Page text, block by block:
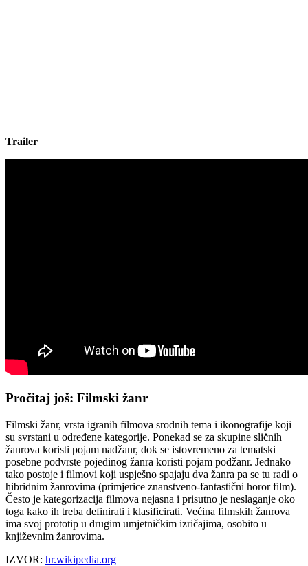
Trailer
Pročitaj još: Filmski žanr
Filmski žanr, vrsta igranih filmova srodnih tema i ikonografije koji
su svrstani u određene kategorije. Ponekad se za skupine sličnih
žanrova koristi pojam nadžanr, dok se istovremeno za tematski
posebne podvrste pojedinog žanra koristi pojam podžanr. Jednako
tako postoje i filmovi koji uspješno spajaju dva žanra pa se tu radi o
hibridnim žanrovima (primjerice znanstveno-fantastični horor film).
Često je kategorizacija filmova nejasna i prisutno je neslaganje oko
toga kako ih treba definirati i klasificirati. Većina filmskih žanrova
ima svoj prototip u drugim umjetničkim izričajima, osobito u
književnim žanrovima.
IZVOR: hr.wikipedia.org